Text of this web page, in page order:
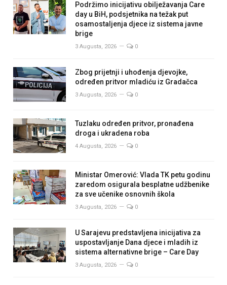
Podržimo inicijativu obilježavanja Care
day u BiH, podsjetnika na težak put
osamostaljenja djece iz sistema javne
brige
3 Augusta, 2026 0
Zbog prijetnji i uhođenja djevojke,
određen pritvor mladiću iz Gradačca
3 Augusta, 2026 0
Tuzlaku određen pritvor, pronađena
droga i ukradena roba
4 Augusta, 2026 0
Ministar Omerović: Vlada TK petu godinu
zaredom osigurala besplatne udžbenike
za sve učenike osnovnih škola
3 Augusta, 2026 0
U Sarajevu predstavljena inicijativa za
uspostavljanje Dana djece i mladih iz
sistema alternativne brige – Care Day
3 Augusta, 2026 0